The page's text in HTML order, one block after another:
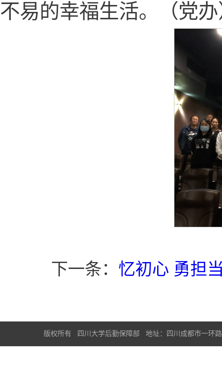
不易的幸福生活。（党
下一条： 忆初心 勇担
版权所有 四川大学后勤保障部 地址：四川成都市一环